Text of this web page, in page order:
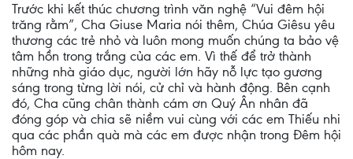
Trước khi kết thúc chương trình văn nghệ “Vui đêm hội
trăng rằm”, Cha Giuse Maria nói thêm, Chúa Giêsu yêu
thương các trẻ nhỏ và luôn mong muốn chúng ta bảo vệ
tâm hồn trong trắng của các em. Vì thế để trở thành
những nhà giáo dục, người lớn hãy nỗ lực tạo gương
sáng trong từng lời nói, cử chỉ và hành động. Bên cạnh
đó, Cha cũng chân thành cám ơn Quý Ân nhân đã
đóng góp và chia sẽ niềm vui cùng với các em Thiếu nhi
qua các phần quà mà các em được nhận trong Đêm hội
hôm nay.